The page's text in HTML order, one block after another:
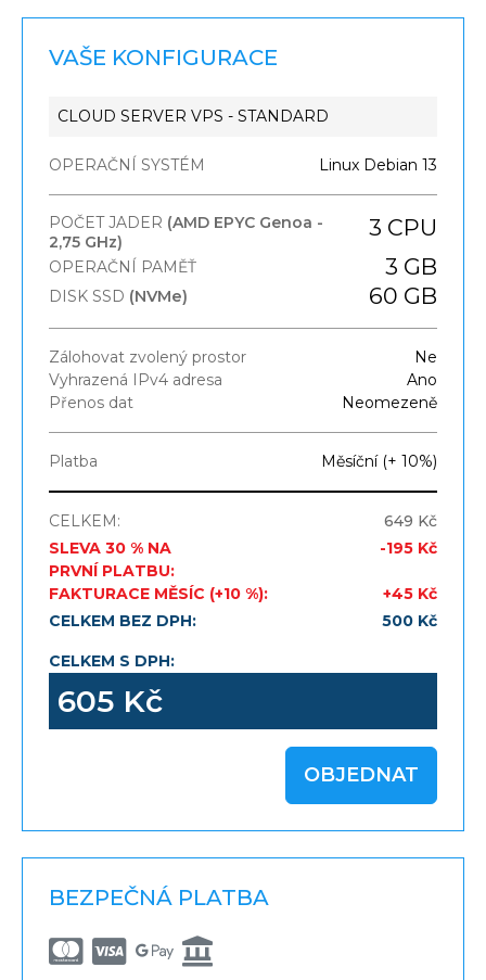
VAŠE KONFIGURACE
CLOUD SERVER VPS - STANDARD
OPERAČNÍ SYSTÉM Linux Debian 13
POČET JADER (AMD EPYC Genoa -
2,75 GHz)
3 CPU
OPERAČNÍ PAMĚŤ 3 GB
DISK SSD (NVMe) 60 GB
Zálohovat zvolený prostor
Ne
Vyhrazená IPv4 adresa
Ano
Přenos dat
Neomezeně
Platba Měsíční (+ 10%)
CELKEM:
649 Kč
SLEVA 30 % NA
PRVNÍ PLATBU:
-195 Kč
FAKTURACE MĚSÍC (+10 %): +45 Kč
CELKEM BEZ DPH:
500 Kč
CELKEM S DPH:
605 Kč
OBJEDNAT
BEZPEČNÁ PLATBA
Mastercard
VisaGoogle Pay
Kreditní systém